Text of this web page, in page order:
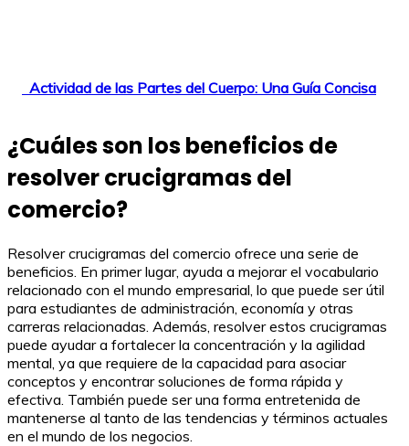
Actividad de las Partes del Cuerpo: Una Guía Concisa
¿Cuáles son los beneficios de
resolver crucigramas del
comercio?
Resolver crucigramas del comercio ofrece una serie de
beneficios. En primer lugar, ayuda a mejorar el vocabulario
relacionado con el mundo empresarial, lo que puede ser útil
para estudiantes de administración, economía y otras
carreras relacionadas. Además, resolver estos crucigramas
puede ayudar a fortalecer la concentración y la agilidad
mental, ya que requiere de la capacidad para asociar
conceptos y encontrar soluciones de forma rápida y
efectiva. También puede ser una forma entretenida de
mantenerse al tanto de las tendencias y términos actuales
en el mundo de los negocios.